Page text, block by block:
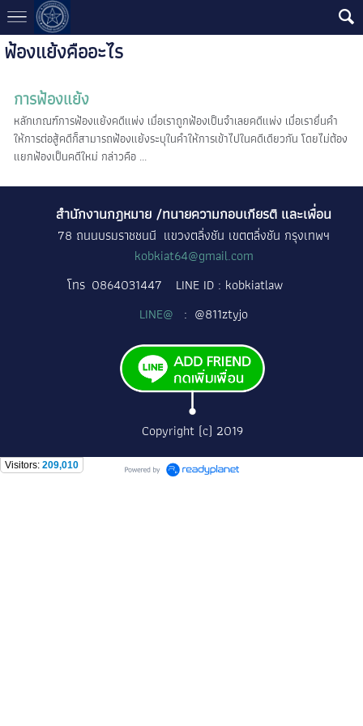
ฟ้องแย้งคืออะไร
การฟ้องแย้ง
หลักเกณฑ์การฟ้องแย้งคดีแพ่ง เมื่อเราถูกฟ้องเป็นจำเลยคดีแพ่ง เมื่อเรายื่นคำ
ให้การต่อสู้คดีก็สามารถฟ้องแย้งระบุในคำให้การเข้าไปในคดีเดียวกัน โดยไม่ต้อง
แยกฟ้องเป็นคดีใหม่ กล่าวคือ ...
สำนักงานกฎหมาย /ทนายความกอบเกียรติ และเพื่อน
78 ถนนบรมราชชนนี แขวงตลิ่งชัน เขตตลิ่งชัน กรุงเทพฯ
kobkiat64@gmail.com
โทร 0864031447
LINE ID : kobkiatlaw
LINE@ : @811ztyjo
Copyright (c) 2019
Visitors: 209,010